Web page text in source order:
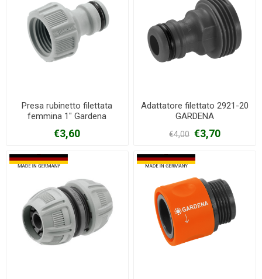
Presa rubinetto filettata
femmina 1" Gardena
€3,60
Adattatore filettato 2921-20
GARDENA
€4,00 €3,70